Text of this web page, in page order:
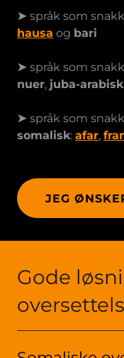
➤ språk som
hausa og bari
➤ språk som
nuer, juba-arabisk
➤ språk som
somalisk: afar,
JEG
Gode